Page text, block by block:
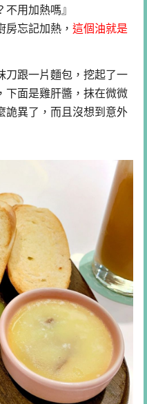
用加熱嗎』
忘記加熱， 這個油就是
刀跟一片麵包，挖起了一
下面是雞肝醬，抹在微微
詭異了，而且沒想到意外